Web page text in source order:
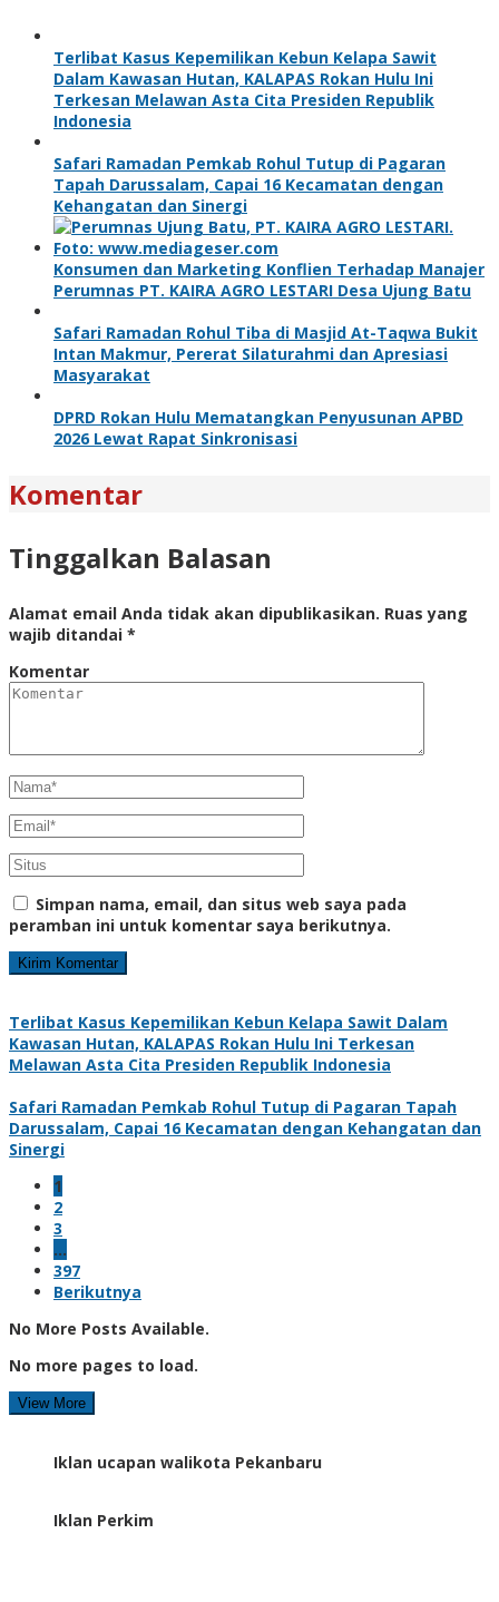
Terlibat Kasus Kepemilikan Kebun Kelapa Sawit
Dalam Kawasan Hutan, KALAPAS Rokan Hulu Ini
Terkesan Melawan Asta Cita Presiden Republik
Indonesia
Safari Ramadan Pemkab Rohul Tutup di Pagaran
Tapah Darussalam, Capai 16 Kecamatan dengan
Kehangatan dan Sinergi
Konsumen dan Marketing Konflien Terhadap Manajer
Perumnas PT. KAIRA AGRO LESTARI Desa Ujung Batu
Safari Ramadan Rohul Tiba di Masjid At-Taqwa Bukit
Intan Makmur, Pererat Silaturahmi dan Apresiasi
Masyarakat
DPRD Rokan Hulu Mematangkan Penyusunan APBD
2026 Lewat Rapat Sinkronisasi
Komentar
Tinggalkan Balasan
Alamat email Anda tidak akan dipublikasikan. Ruas yang
wajib ditandai *
Komentar
Simpan nama, email, dan situs web saya pada
peramban ini untuk komentar saya berikutnya.
Terlibat Kasus Kepemilikan Kebun Kelapa Sawit Dalam
Kawasan Hutan, KALAPAS Rokan Hulu Ini Terkesan
Melawan Asta Cita Presiden Republik Indonesia
Safari Ramadan Pemkab Rohul Tutup di Pagaran Tapah
Darussalam, Capai 16 Kecamatan dengan Kehangatan dan
Sinergi
1
2
3
…
397
Berikutnya
No More Posts Available.
No more pages to load.
View More
Iklan ucapan walikota Pekanbaru
Iklan Perkim